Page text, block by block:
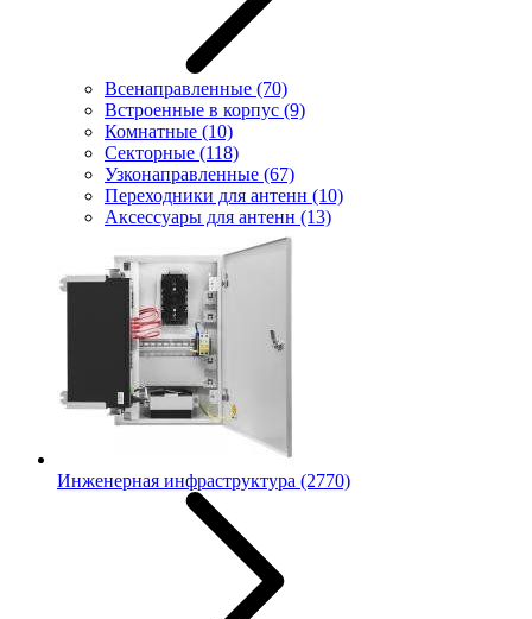
Всенаправленные (70)
Встроенные в корпус (9)
Комнатные (10)
Секторные (118)
Узконаправленные (67)
Переходники для антенн (10)
Аксессуары для антенн (13)
Инженерная инфраструктура (2770)